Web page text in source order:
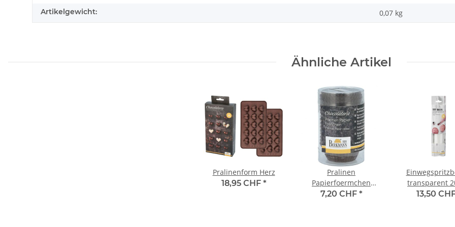
Artikelgewicht: 0,07 kg
Ähnliche Artikel
Pralinenform Herz
18,95 CHF *
Pralinen
Papierfoermchen
braun 200 Stk.
7,20 CHF *
transparent
13,50